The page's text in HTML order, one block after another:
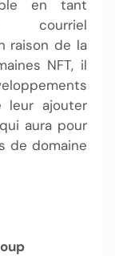
en tant
courriel
raison de la
NFT, il
leur ajouter
aura pour
de domaine